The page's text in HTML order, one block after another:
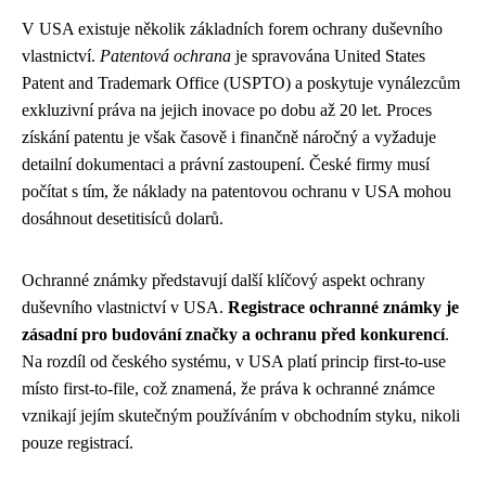
V USA existuje několik základních forem ochrany duševního
vlastnictví. Patentová ochrana je spravována United States
Patent and Trademark Office (USPTO) a poskytuje vynálezcům
exkluzivní práva na jejich inovace po dobu až 20 let. Proces
získání patentu je však časově i finančně náročný a vyžaduje
detailní dokumentaci a právní zastoupení. České firmy musí
počítat s tím, že náklady na patentovou ochranu v USA mohou
dosáhnout desetitisíců dolarů.
Ochranné známky představují další klíčový aspekt ochrany
duševního vlastnictví v USA. Registrace ochranné známky je
zásadní pro budování značky a ochranu před konkurencí.
Na rozdíl od českého systému, v USA platí princip first-to-use
místo first-to-file, což znamená, že práva k ochranné známce
vznikají jejím skutečným používáním v obchodním styku, nikoli
pouze registrací.